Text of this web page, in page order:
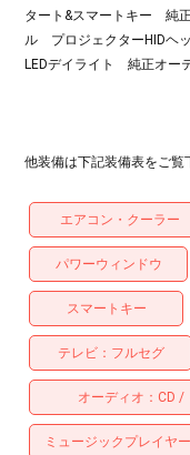
タート&スマートキー 純
ル プロジェクターHID
LEDデイライト 純正オー
他装備は下記装備表をご
エアコン・クーラー
パワーウィンドウ
スマートキー
テレビ フルセグ
オーディオ CD
ミュージックプレイヤ